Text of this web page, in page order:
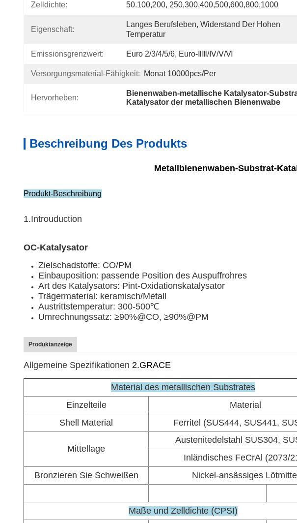
Zelldichte: 50.100,200, 250,300,400,500,600,800,1000
Eigenschaft:
Langes Berufsleben, Widerstand Der Hohen
Temperatur
Emissionsgrenzwert: Euro 2/3/4/5/6, Euro-ⅡⅢ/Ⅳ/Ⅴ/Ⅵ
Versorgungsmaterial-Fähigkeit: Monat 10000pcs/per
Hervorheben:
Bienenwaben-metallische Katalysator-
Katalysator der metallischen Bienenwabe
Beschreibung Des Produkts
Metallbienenwaben-Substrat-
Produkt-Beschreibung
1.Introuduction
OC-Katalysator
Zielschadstoffe: CO/PM
Einbauposition: passende Position des Auspuffrohres
Art des Katalysators: Pint-Oxidationskatalysator
Trägermaterial: keramisch/Metall
Austrittstemperatur: 300-500℃
Umrechnungssatz: ≥90%@CO, ≥90%@PM
Produktanzeige
Allgemeine Spezifikationen 2.GRACE
Material des metallischen Substrates
Einzelteile
Material
Shell Material
Ferritel (SUS444, SUS441,
Mittellage
Austenitedelstahl SUS304,
Inländisches FeCrAl (2073/
Bronzieren Sie Schweißen
Nickel-ansässiges Lötmittel
Maße und Zelldichte (CPSI)